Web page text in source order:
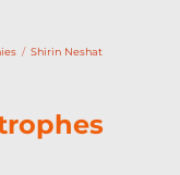
Étiquettes
Shirin Neshat